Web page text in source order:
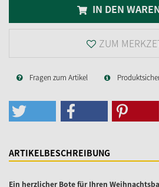
IN DEN
ZUM
Fragen zum Artikel
ARTIKELBESCHREIBUNG
Ein herzlicher Bote für Ihren